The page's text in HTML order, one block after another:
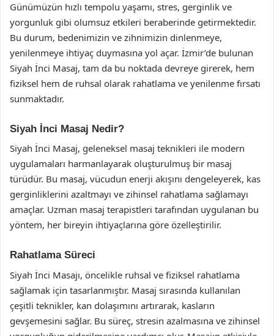
Günümüzün hızlı tempolu yaşamı, stres, gerginlik ve
yorgunluk gibi olumsuz etkileri beraberinde getirmektedir.
Bu durum, bedenimizin ve zihnimizin dinlenmeye,
yenilenmeye ihtiyaç duymasına yol açar. İzmir’de bulunan
Siyah İnci Masaj, tam da bu noktada devreye girerek, hem
fiziksel hem de ruhsal olarak rahatlama ve yenilenme fırsatı
sunmaktadır.
Siyah İnci Masaj Nedir?
Siyah İnci Masaj, geleneksel masaj teknikleri ile modern
uygulamaları harmanlayarak oluşturulmuş bir masaj
türüdür. Bu masaj, vücudun enerji akışını dengeleyerek, kas
gerginliklerini azaltmayı ve zihinsel rahatlama sağlamayı
amaçlar. Uzman masaj terapistleri tarafından uygulanan bu
yöntem, her bireyin ihtiyaçlarına göre özelleştirilir.
Rahatlama Süreci
Siyah İnci Masajı, öncelikle ruhsal ve fiziksel rahatlama
sağlamak için tasarlanmıştır. Masaj sırasında kullanılan
çeşitli teknikler, kan dolaşımını artırarak, kasların
gevşemesini sağlar. Bu süreç, stresin azalmasına ve zihinsel